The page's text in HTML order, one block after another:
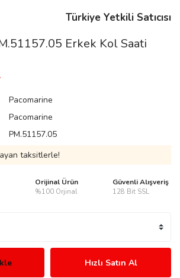
Türkiye Yetkili Satıcısı
Erkek Kol Saati
Pacomarine
Pacomarine
PM.51157.05
taksitlerle!
Orijinal Ürün
%100 Orjinal
Güvenli Alışveriş
128 Bit SSL
Hızlı Satın Al